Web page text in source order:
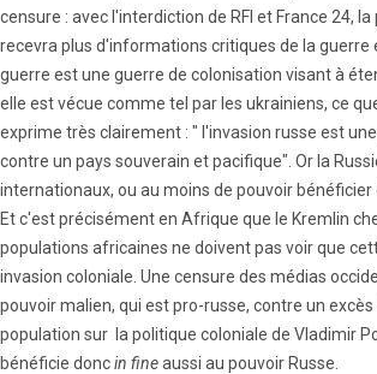
censure : avec l'interdiction de RFI et France 24,
recevra plus d'informations critiques de la guerre
guerre est une guerre de colonisation visant à
elle est vécue comme tel par les ukrainiens, ce
exprime très clairement : " l'invasion russe est
contre un pays souverain et pacifique". Or la
internationaux, ou au moins de pouvoir
Et c'est précisément en Afrique que le Kremlin
populations africaines ne doivent pas voir que
invasion coloniale. Une censure des médias
pouvoir malien, qui est pro-russe, contre un
population sur la politique coloniale de Vladimir
bénéficie doncin fineaussi au pouvoir Russe.